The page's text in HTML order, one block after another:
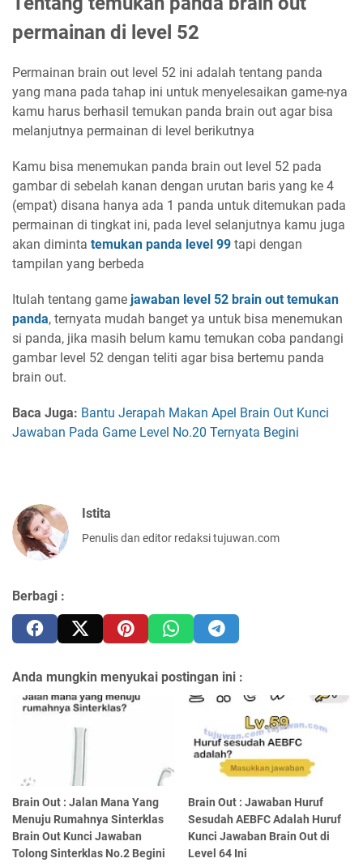
permainan di level 52
Permainan brain out level 52 ini adalah tentang panda
yang mana pada tahap ini untuk menyelesaikan game-nya
kamu harus berhasil temukan panda brain out agar bisa
melanjutnya permainan di level berikutnya
Kamu bisa menemukan panda brain out level 52 pada
gambar di sebelah kanan dengan urutan baris yang ke 4
(empat) disana hanya ada 1 panda untuk ditemukan pada
permainan di tingkat ini, pada level selanjutnya kamu juga
akan diminta temukan panda level 99 tapi dengan
tampilan yang berbeda
Itulah tentang game jawaban level 52 brain out temukan
panda, ternyata mudah banget ya untuk bisa menemukan
si panda, jika masih belum kamu temukan coba pandangi
gambar level 52 dengan teliti agar bisa bertemu panda
brain out.
Baca Juga: Bantu Jerapah Makan Apel Brain Out Kunci
Jawaban Pada Game Level No.20 Ternyata Begini
Istita
Penulis dan editor redaksi tujuwan.com
Berbagi :
Anda mungkin menyukai postingan ini :
Brain Out : Jalan Mana Yang
Menuju Rumahnya Sinterklas
Brain Out Kunci Jawaban
Tolong Sinterklas No.2 Begini
Brain Out : Jawaban Huruf
Sesudah AEBFC Adalah Huruf
Kunci Jawaban Brain Out di
Level 64 Ini